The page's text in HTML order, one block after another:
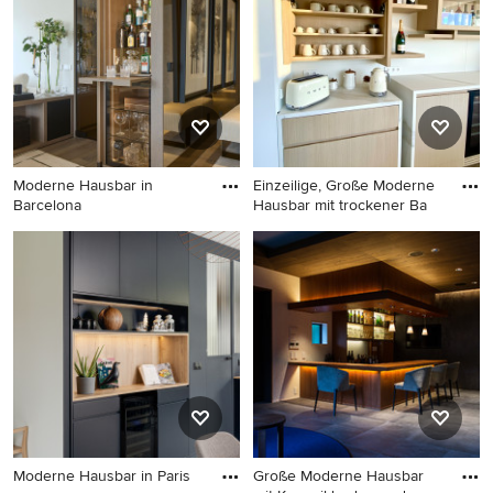
Moderne Hausbar in
Barcelona
Moderne Hausbar in
Barcelona
Einzeilige, Große Moderne
Hausbar mit trockener Ba
Einzeilige, Große Moderne
Hausbar mit trockener Bar,
flächenbündigen
Schrankfronten, hellen
Holzschränken, Marmor-
Arbeitsplatte und braunem
Boden in Sonstige
Moderne Hausbar in Paris
Große Moderne Hausbar